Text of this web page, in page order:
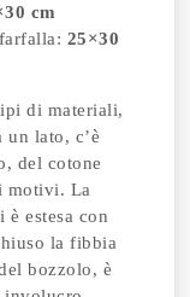
cm
25×30
di materiali,
lato, c’è
del cotone
motivi. La
estesa con
la fibbia
bozzolo, è